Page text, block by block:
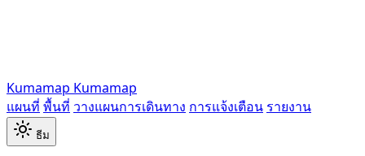
Kumamap Kumamap
แผนที่ พื้นที่ วางแผนการเดินทาง การแจ้งเตือน รายงาน
ธีม